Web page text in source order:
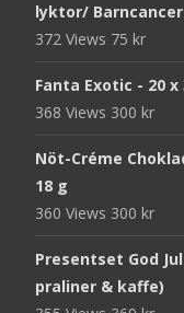
lyktor/
372 Views 75 kr
Fanta Exotic - 20 x
368 Views 300 kr
Nöt-Créme
18 g
360 Views 300 kr
Presentset God
praliner & kaffe)